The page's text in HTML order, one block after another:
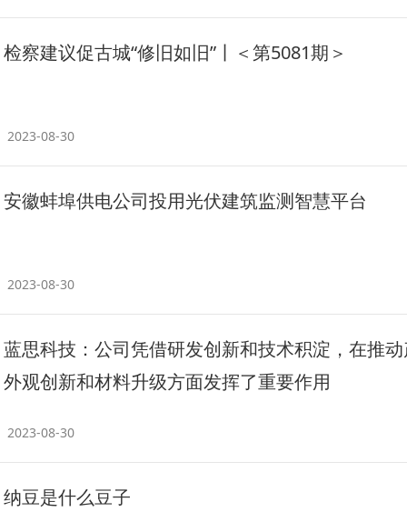
检察建议促古城“修旧如旧”丨＜第5081期＞
2023-08-30
安徽蚌埠供电公司投用光伏建筑监测智慧平台
2023-08-30
蓝思科技：公司凭借研发创新和技术积淀，在推
外观创新和材料升级方面发挥了重要作用
2023-08-30
纳豆是什么豆子